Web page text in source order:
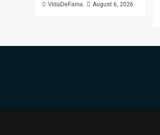
VidaDeFama August 6, 2026